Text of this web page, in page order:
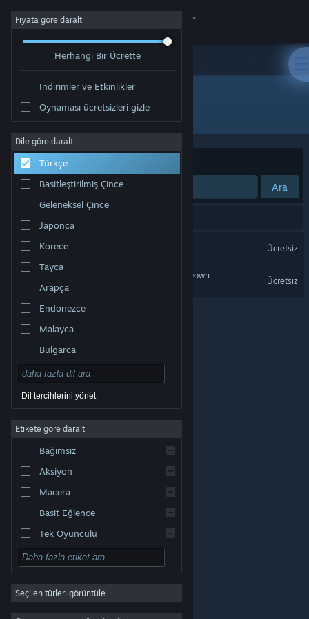
Giriş yap
Hakkında
Destek
Dili değiştir
Steam mobil uygulamasını yükle
Masaüstü internet sitesini görüntüle
© Valve Corporation. Tüm hakları saklıdır. Tüm ticari
markalar, ABD ve diğer ülkelerde ilgili sahiplerinin
mülkiyetindedir.Gizlilik Politikası|Yasal Bilgi|
Erişilebilirlik|Steam Abonelik Sözleşmesi
Çerezler
Fiyata göre daralt
Herhangi Bir Ücrette
İndirimler ve Etkinlikler
Oynaması ücretsizleri gizle
Dile göre daralt
Türkçe
Basitleştirilmiş Çince
Geleneksel Çince
Japonca
Korece
Tayca
Arapça
Endonezce
Malayca
Bulgarca
Çekçe
Danca
Almanca
İngilizce
Kastilya İspanyolcası
Latin Amerika İspanyolcası
Dil tercihlerini yönet
Etikete göre daralt
Bağımsız
Aksiyon
Macera
Basit Eğlence
Tek Oyunculu
Simülasyon
RYO
Strateji
2D
Seçilen türleri görüntüle
Geliştirici: Team Jade
Sırala Uygunluk
Ara
Ücretsiz
Delta Force - Black Hawk Down
Ücretsiz